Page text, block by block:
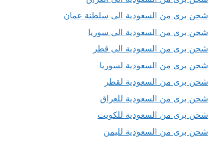
شحن برى من السعودية الى سلطنة عمان
شحن برى من السعودية الى سوريا
شحن برى من السعودية الى قطر
شحن برى من السعودية لسوريا
شحن برى من السعودية لقطر
شحن برى من السعودية للعراق
شحن برى من السعودية للكويت
شحن برى من السعودية لليمن